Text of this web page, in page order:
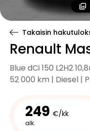
Takaisin
Renault
Blue dCi 150 L2H2
52 000 km | Diesel |
249 €/kk
alk.